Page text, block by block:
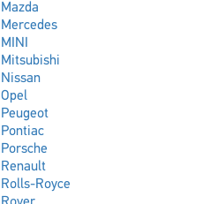
Mazda
Mercedes
MINI
Mitsubishi
Nissan
Opel
Peugeot
Pontiac
Porsche
Renault
Rolls-Royce